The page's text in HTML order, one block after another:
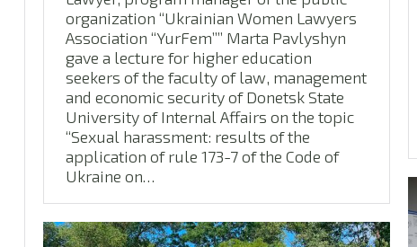
organization “Ukrainian Women Lawyers
Association “YurFem”” Marta Pavlyshyn
gave a lecture for higher education
seekers of the faculty of law, management
and economic security of Donetsk State
University of Internal Affairs on the topic
“Sexual harassment: results of the
application of rule 173-7 of the Code of
Ukraine on…